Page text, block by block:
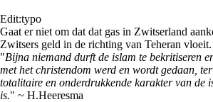
Edit:typo
Gaat er niet om dat dat gas in Zwitserland
Zwitsers geld in de richting van Teheran vloeit.
"Bijna niemand durft de islam te bekritiseren
met het christendom werd en wordt gedaan,
totalitaire en onderdrukkende karakter van de
is." ~ H.Heeresma